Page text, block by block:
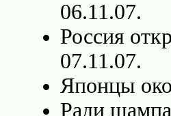
06.11.07.
Россия
07.11.07.
Японцы
Ради